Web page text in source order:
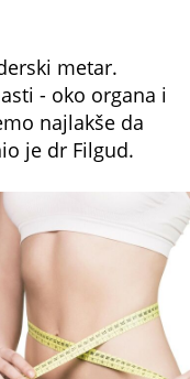
metar.
- oko organa i
najlakše da
je dr Filgud.